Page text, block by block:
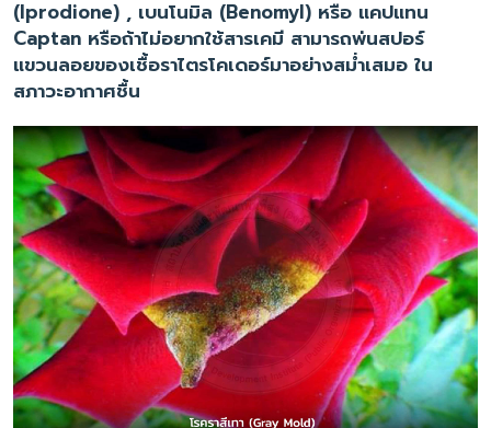
(Iprodione) , เบนโนมิล (Benomyl) หรือ แคปแทน
Captan หรือถ้าไม่อยากใช้สารเคมี สามารถพ่นสปอร์
แขวนลอยของเชื้อราไตรโคเดอร์มาอย่างสม่ำเสมอ ใน
สภาวะอากาศชื้น